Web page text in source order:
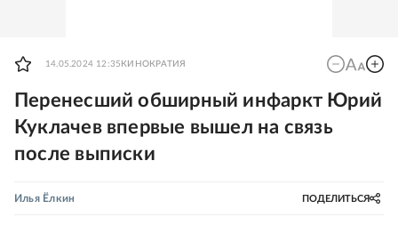
14.05.2024 12:35 КИНОКРАТИЯ
Перенесший обширный инфаркт Юрий
Куклачев впервые вышел на связь
после выписки
Илья Ёлкин ПОДЕЛИТЬСЯ